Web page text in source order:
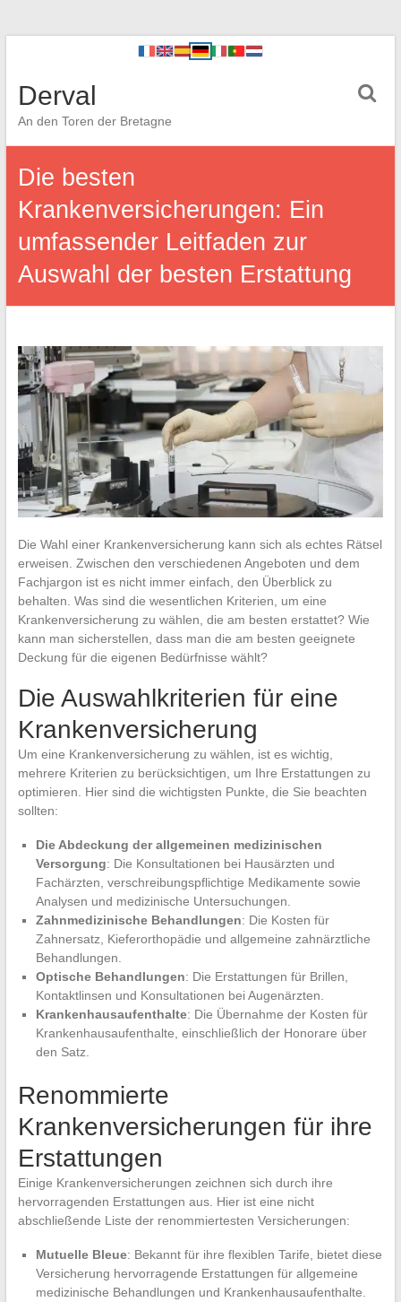
Derval
An den Toren der Bretagne
Die besten
Krankenversicherungen: Ein
umfassender Leitfaden zur
Auswahl der besten Erstattung
Die Wahl einer Krankenversicherung kann sich als echtes Rätsel
erweisen. Zwischen den verschiedenen Angeboten und dem
Fachjargon ist es nicht immer einfach, den Überblick zu
behalten. Was sind die wesentlichen Kriterien, um eine
Krankenversicherung zu wählen, die am besten erstattet? Wie
kann man sicherstellen, dass man die am besten geeignete
Deckung für die eigenen Bedürfnisse wählt?
Die Auswahlkriterien für eine
Krankenversicherung
Um eine Krankenversicherung zu wählen, ist es wichtig,
mehrere Kriterien zu berücksichtigen, um Ihre Erstattungen zu
optimieren. Hier sind die wichtigsten Punkte, die Sie beachten
sollten:
Die Abdeckung der allgemeinen medizinischen
Versorgung: Die Konsultationen bei Hausärzten und
Fachärzten, verschreibungspflichtige Medikamente sowie
Analysen und medizinische Untersuchungen.
Zahnmedizinische Behandlungen: Die Kosten für
Zahnersatz, Kieferorthopädie und allgemeine zahnärztliche
Behandlungen.
Optische Behandlungen: Die Erstattungen für Brillen,
Kontaktlinsen und Konsultationen bei Augenärzten.
Krankenhausaufenthalte: Die Übernahme der Kosten für
Krankenhausaufenthalte, einschließlich der Honorare über
den Satz.
Renommierte
Krankenversicherungen für ihre
Erstattungen
Einige Krankenversicherungen zeichnen sich durch ihre
hervorragenden Erstattungen aus. Hier ist eine nicht
abschließende Liste der renommiertesten Versicherungen:
Mutuelle Bleue: Bekannt für ihre flexiblen Tarife, bietet diese
Versicherung hervorragende Erstattungen für allgemeine
medizinische Behandlungen und Krankenhausaufenthalte.